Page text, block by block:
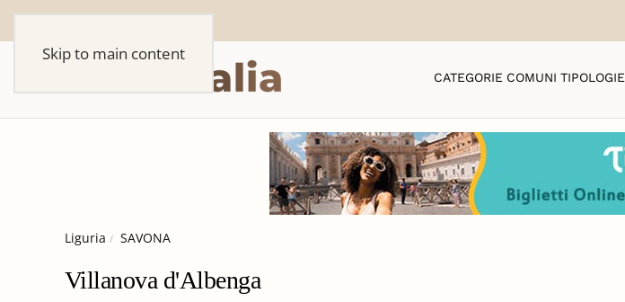
Skip to main content
CATEGORIE COMUNI TIPOLOGIE
Liguria SAVONA
Villanova d'Albenga